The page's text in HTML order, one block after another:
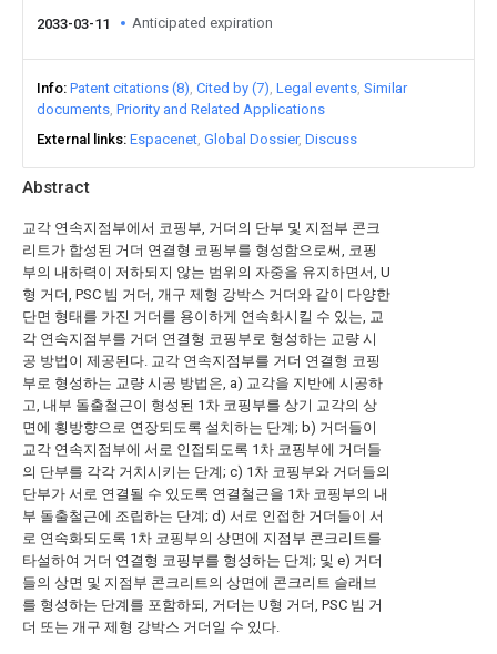
Abstract
교각 연속지점부에서 코핑부, 거더의 단부 및 지점부 콘크
리트가 합성된 거더 연결형 코핑부를 형성함으로써, 코핑
부의 내하력이 저하되지 않는 범위의 자중을 유지하면서, U
형 거더, PSC 빔 거더, 개구 제형 강박스 거더와 같이 다양한
단면 형태를 가진 거더를 용이하게 연속화시킬 수 있는, 교
각 연속지점부를 거더 연결형 코핑부로 형성하는 교량 시
공 방법이 제공된다. 교각 연속지점부를 거더 연결형 코핑
부로 형성하는 교량 시공 방법은, a) 교각을 지반에 시공하
고, 내부 돌출철근이 형성된 1차 코핑부를 상기 교각의 상
면에 횡방향으로 연장되도록 설치하는 단계; b) 거더들이
교각 연속지점부에 서로 인접되도록 1차 코핑부에 거더들
의 단부를 각각 거치시키는 단계; c) 1차 코핑부와 거더들의
단부가 서로 연결될 수 있도록 연결철근을 1차 코핑부의 내
부 돌출철근에 조립하는 단계; d) 서로 인접한 거더들이 서
로 연속화되도록 1차 코핑부의 상면에 지점부 콘크리트를
타설하여 거더 연결형 코핑부를 형성하는 단계; 및 e) 거더
들의 상면 및 지점부 콘크리트의 상면에 콘크리트 슬래브
를 형성하는 단계를 포함하되, 거더는 U형 거더, PSC 빔 거
더 또는 개구 제형 강박스 거더일 수 있다.
2033-03-11 Anticipated expiration
Info Patent citations (8) Cited by (7) Legal events Similar
documents Priority and Related Applications
External links Espacenet Global Dossier Discuss